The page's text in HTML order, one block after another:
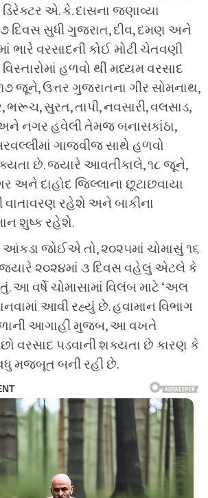
એ. કે. દાસના જણાવ્યા
દિવસ સુધી ગુજરાત, દીવ, દમણ અને
ભારે વરસાદની કોઈ મોટી ચેતવણી
હળવો થી મધ્યમ વરસાદ
જૂને, ઉત્તર ગુજરાતના ગીર સોમનાથ,
સુરત, તાપી, નવસારી, વલસાડ,
અને નગર હવેલી તેમજ બનાસકાંઠા,
ગાજવીજ સાથે હળવો
છે. જ્યારે આવતીકાલે, ૧૮ જૂને,
અને દાહોદ જિલ્લાના છૂટાછવાયા
વાતાવરણ રહેશે અને બાકીના
શુષ્ક રહેશે.
આંકડા જોઈએ તો, ૨૦૨૫માં ચોમાસું ૧૬
૨૦૨૪માં ૩ દિવસ વહેલું એટલે કે
આ વર્ષે ચોમાસામાં વિલંબ માટે ‘અલ
આવી રહ્યું છે. હવામાન વિભાગ
આગાહી મુજબ, આ વખતે
વરસાદ પડવાની શક્યતા છે કારણ કે
મજબૂત બની રહી છે.